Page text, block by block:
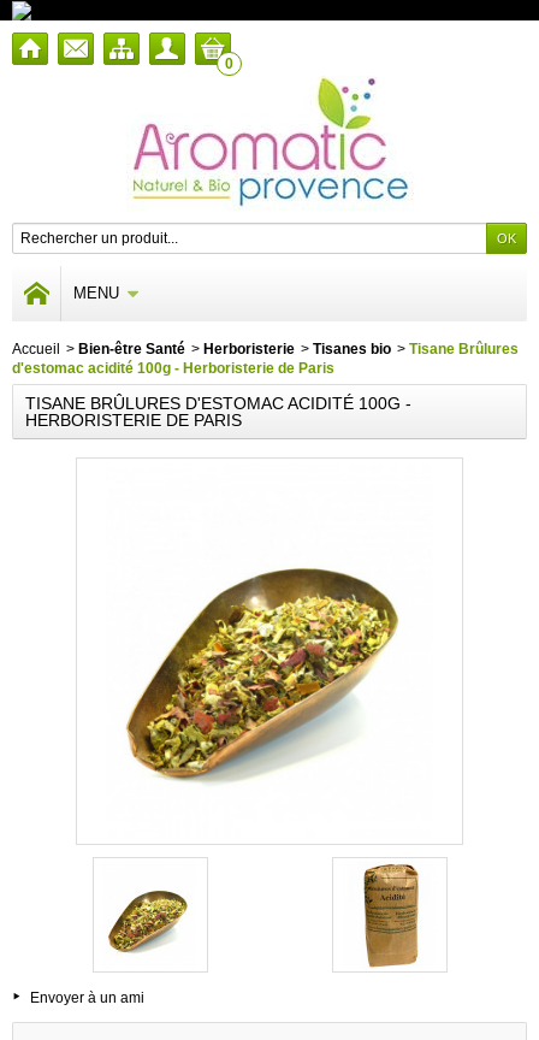
0
MENU
Accueil > Bien-être Santé > Herboristerie > Tisanes bio > Tisane Brûlures
d'estomac acidité 100g - Herboristerie de Paris
TISANE BRÛLURES D'ESTOMAC ACIDITÉ 100G -
HERBORISTERIE DE PARIS
Envoyer à un ami